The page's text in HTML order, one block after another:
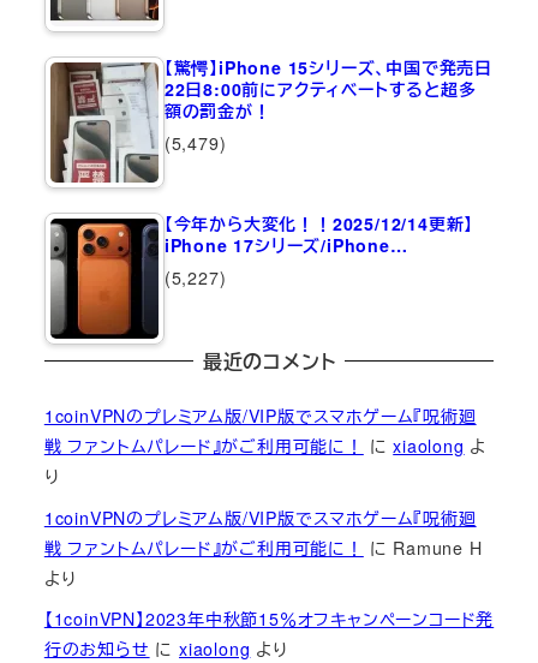
【驚愕】iPhone 15シリーズ、中国で発売日
22日8:00前にアクティベートすると超多
額の罰金が！
(5,479)
【今年から大変化！！2025/12/14更新】
iPhone 17シリーズ/iPhone…
(5,227)
最近のコメント
1coinVPNのプレミアム版/VIP版でスマホゲーム『呪術廻
戦 ファントムパレード』がご利用可能に！
にxiaolong よ
り
1coinVPNのプレミアム版/VIP版でスマホゲーム『呪術廻
戦 ファントムパレード』がご利用可能に！
に Ramune H
より
【1coinVPN】2023年中秋節15％オフキャンペーンコード発
行のお知らせ にxiaolong より